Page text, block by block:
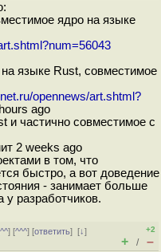
ядро на языке
языке Rust, совместимое
opennews/art.shtml?
ago
и частично совместимое с
2 weeks ago
в том, что
быстро, а вот доведение
- занимает больше
у разработчиков.
^^] [^^^] [ответить][↓]
+2
+ / –